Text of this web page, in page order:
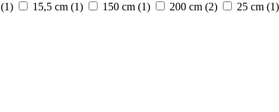
(1) 15,5 cm (1) 150 cm (1) 200 cm (2) 25 cm (1)